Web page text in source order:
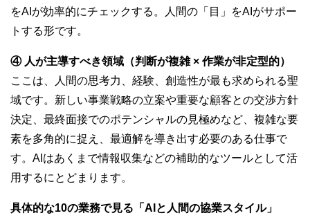
をAIが効率的にチェックする。人間の「目」をAIがサポー
トする形です。
④ 人が主導すべき領域（判断が複雑 × 作業が非定型的）
ここは、人間の思考力、経験、創造性が最も求められる聖
域です。新しい事業戦略の立案や重要な顧客との交渉方針
決定、最終面接でのポテンシャルの見極めなど、複雑な要
素を多角的に捉え、最適解を導き出す必要のある仕事で
す。AIはあくまで情報収集などの補助的なツールとして活
用するにとどまります。
具体的な10の業務で見る「AIと人間の協業スタイル」